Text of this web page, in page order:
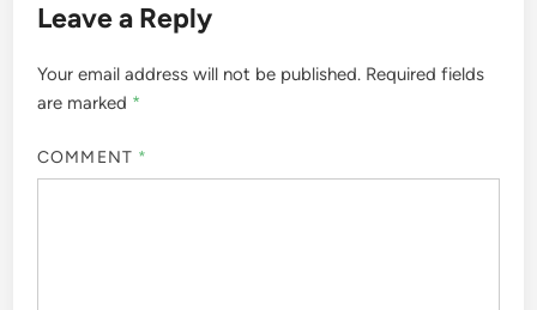
Leave a Reply
Your email address will not be published. Required fields
are marked *
COMMENT *